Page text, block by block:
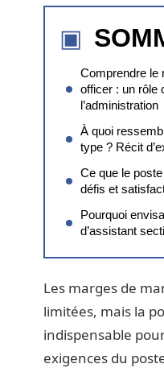
Comprendre le
officer : un rôle
l’administration
À quoi
type ? Récit
Ce que le
défis et
Pourquoi
d’assistant
Les marges de
limitées, mais la
indispensable
exigences du